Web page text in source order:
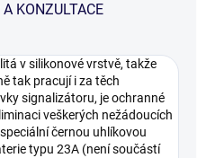
KONZULTACE
v silikonové vrstvě, takže
tak pracují i za těch
signalizátoru, je ochranné
veškerých nežádoucích
černou uhlíkovou
typu 23A (není součástí